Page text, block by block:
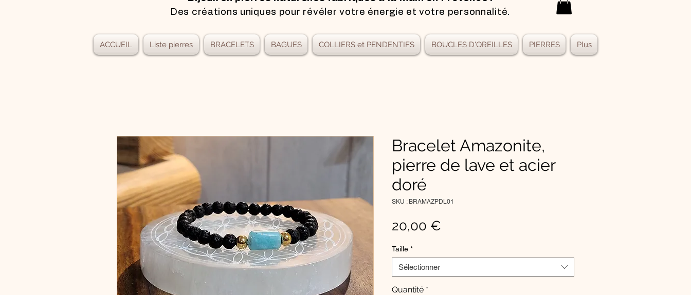
Des créations uniques pour révéler votre énergie et votre personnalité.
ACCUEIL Liste pierres BRACELETS BAGUES COLLIERS et PENDENTIFS BOUCLES D'OREILLES PIERRES Plus
Bracelet Amazonite,
pierre de lave et acier
doré
SKU : BRAMAZPDL01
20,00 €
Taille *
Sélectionner
Quantité *